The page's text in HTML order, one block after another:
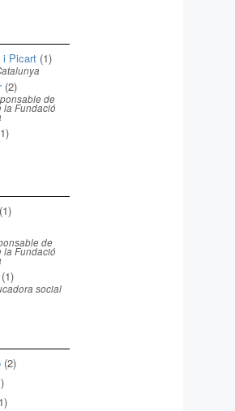
i Picart (1)
(2)
de
la Fundació
(1)
de
la Fundació
(1)
social
(2)